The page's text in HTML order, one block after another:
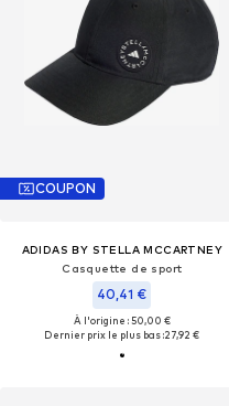
COUPON
ADIDAS BY STELLA MCCARTNEY
Casquette de sport
40,41 €
À l'origine : 50,00 €
Dernier prix le plus bas :27,92 €